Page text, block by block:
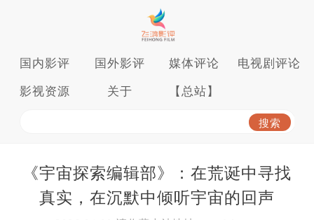
国内影评 国外影评 媒体评论 电视剧评论
影视资源 关于 【总站】
《宇宙探索编辑部》：在荒诞中寻找
真实，在沉默中倾听宇宙的回声